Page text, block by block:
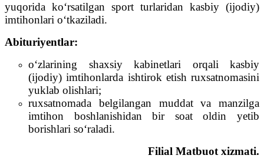
yuqorida ko‘rsatilgan sport turlaridan kasbiy (ijodiy)
imtihonlari o‘tkaziladi.
Abituriyentlar:
o‘zlarining shaxsiy kabinetlari orqali kasbiy
(ijodiy) imtihonlarda ishtirok etish ruxsatnomasini
yuklab olishlari;
ruxsatnomada belgilangan muddat va manzilga
imtihon boshlanishidan bir soat oldin yetib
borishlari so‘raladi.
Filial Matbuot xizmati.